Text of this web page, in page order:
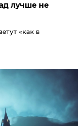
лучше не
«как в